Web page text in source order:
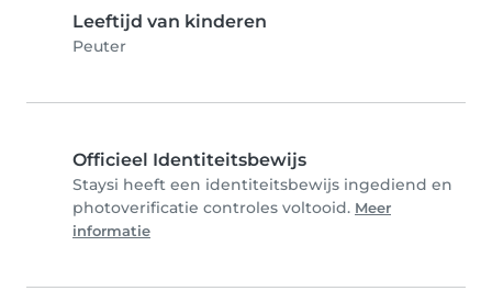
Leeftijd van kinderen
Peuter
Officieel Identiteitsbewijs
Staysi heeft een identiteitsbewijs ingediend en
photoverificatie controles voltooid. Meer
informatie